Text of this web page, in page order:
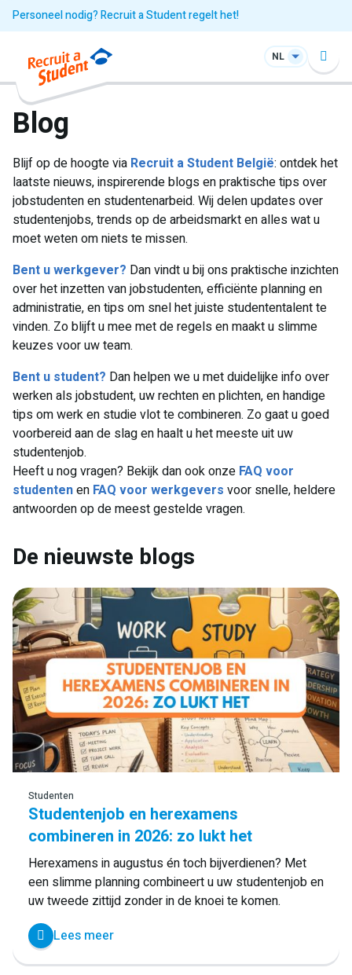
Personeel nodig? Recruit a Student regelt het!
NL
Blog
Blijf op de hoogte via Recruit a Student België: ontdek het
laatste nieuws, inspirerende blogs en praktische tips over
jobstudenten en studentenarbeid. Wij delen updates over
studentenjobs, trends op de arbeidsmarkt en alles wat u
moet weten om niets te missen.
Bent u werkgever? Dan vindt u bij ons praktische inzichten
over het inzetten van jobstudenten, efficiënte planning en
administratie, en tips om snel het juiste studententalent te
vinden. Zo blijft u mee met de regels en maakt u slimme
keuzes voor uw team.
Bent u student? Dan helpen we u met duidelijke info over
werken als jobstudent, uw rechten en plichten, en handige
tips om werk en studie vlot te combineren. Zo gaat u goed
voorbereid aan de slag en haalt u het meeste uit uw
studentenjob.
Heeft u nog vragen? Bekijk dan ook onze FAQ voor
studentenen FAQ voor werkgevers voor snelle, heldere
antwoorden op de meest gestelde vragen.
De nieuwste blogs
Studenten
Studentenjob en herexamens
combineren in 2026: zo lukt het
Herexamens in augustus én toch bijverdienen? Met
een slimme planning combineert u uw studentenjob en
uw tweede zittijd zonder in de knoei te komen.
Lees meer